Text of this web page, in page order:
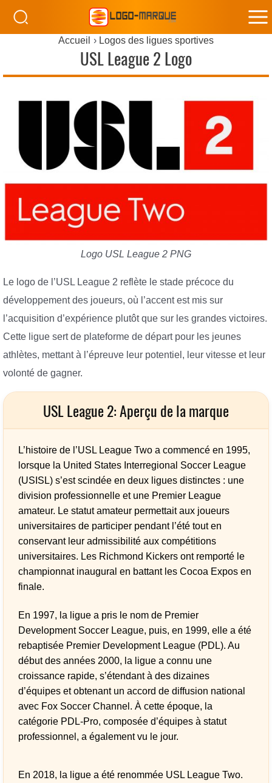
Accueil Logos des ligues sportives
USL League 2 Logo
Logo USL League 2 PNG
Le logo de l’USL League 2 reflète le stade précoce du
développement des joueurs, où l’accent est mis sur
l’acquisition d’expérience plutôt que sur les grandes victoires.
Cette ligue sert de plateforme de départ pour les jeunes
athlètes, mettant à l’épreuve leur potentiel, leur vitesse et leur
volonté de gagner.
USL League 2: Aperçu de la marque
L’histoire de l’USL League Two a commencé en 1995,
lorsque la United States Interregional Soccer League
(USISL) s’est scindée en deux ligues distinctes : une
division professionnelle et une Premier League
amateur. Le statut amateur permettait aux joueurs
universitaires de participer pendant l’été tout en
conservant leur admissibilité aux compétitions
universitaires. Les Richmond Kickers ont remporté le
championnat inaugural en battant les Cocoa Expos en
finale.
En 1997, la ligue a pris le nom de Premier
Development Soccer League, puis, en 1999, elle a été
rebaptisée Premier Development League (PDL). Au
début des années 2000, la ligue a connu une
croissance rapide, s’étendant à des dizaines
d’équipes et obtenant un accord de diffusion national
avec Fox Soccer Channel. À cette époque, la
catégorie PDL-Pro, composée d’équipes à statut
professionnel, a également vu le jour.
En 2018, la ligue a été renommée USL League Two.